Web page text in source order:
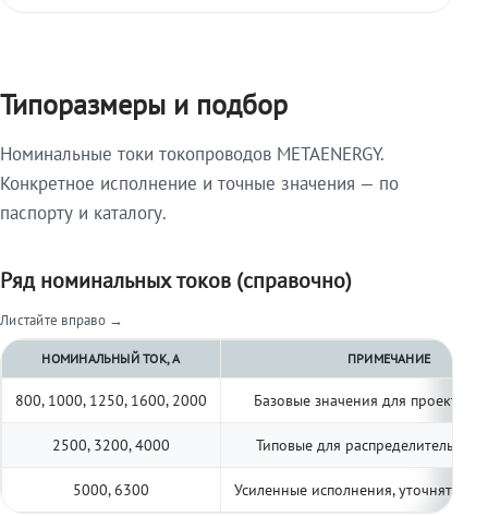
Типоразмеры и подбор
Номинальные токи токопроводов METAENERGY.
Конкретное исполнение и точные значения — по
паспорту и каталогу.
Ряд номинальных токов (справочно)
Листайте вправо →
НОМИНАЛЬНЫЙ ТОК, А ПРИМЕЧАНИЕ
800, 1000, 1250, 1600, 2000 Базовые значения для
2500, 3200, 4000 Типовые для распределительных
5000, 6300 Усиленные исполнения, уточнять по